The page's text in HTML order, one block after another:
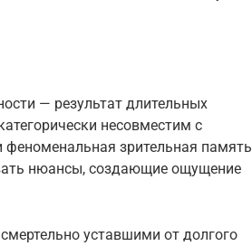
— результат длительных
несовместим с
зрительная память
нюансы, создающие ощущение
уставшими от долгого